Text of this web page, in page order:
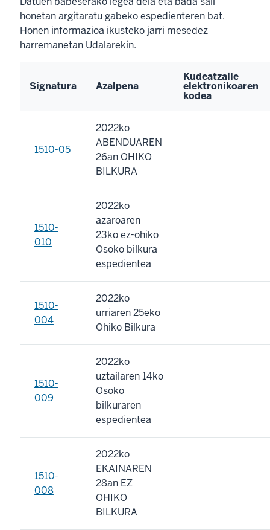
honetan argitaratu gabeko espedienteren bat.
Honen informazioa ikusteko jarri mesedez
harremanetan Udalarekin.
Signatura Azalpena
Kudeatzaile
elektronikoaren
kodea
1510-05
2022ko
ABENDUAREN
26an OHIKO
BILKURA
1510-
010
2022ko
azaroaren
23ko ez-ohiko
Osoko bilkura
espedientea
1510-
004
2022ko
urriaren 25eko
Ohiko Bilkura
1510-
009
2022ko
uztailaren 14ko
Osoko
bilkuraren
espedientea
1510-
008
2022ko
EKAINAREN
28an EZ
OHIKO
BILKURA